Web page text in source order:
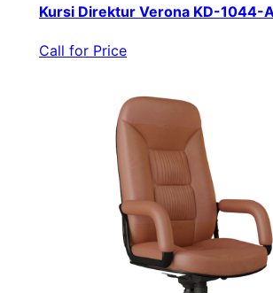
Kursi Direktur Verona KD-1044-
Call for Price